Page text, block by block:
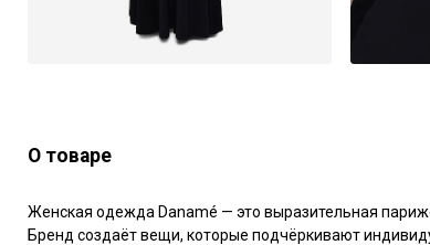
О товаре
Женская одежда Danamé — это выразительная
Бренд создаёт вещи, которые подчёркивают